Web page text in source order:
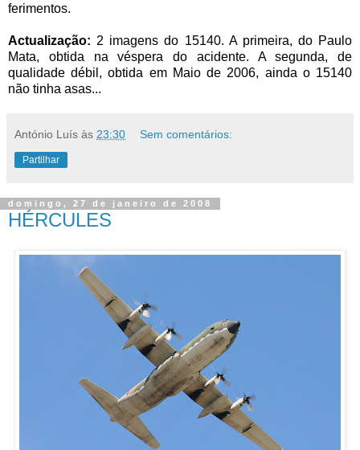
ferimentos.
Actualização: 2 imagens do 15140. A primeira, do Paulo
Mata, obtida na véspera do acidente. A segunda, de
qualidade débil, obtida em Maio de 2006, ainda o 15140
não tinha asas...
António Luís às 23:30 Sem comentários:
Partilhar
domingo, 27 de janeiro de 2008
HÉRCULES